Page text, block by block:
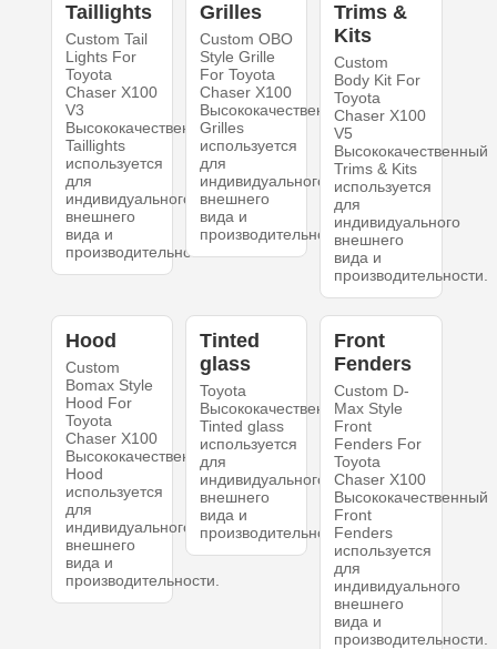
Taillights
Custom Tail
Lights For
Toyota
Chaser X100
V3
Высококачественный
Taillights
используется
для
индивидуального
внешнего
вида и
производительности.
Grilles
Custom OBO
Style Grille
For Toyota
Chaser X100
Высококачественный
Grilles
используется
для
индивидуального
внешнего
вида и
производительности.
Trims &
Kits
Custom
Body Kit For
Toyota
Chaser X100
V5
Высококачественный
Trims & Kits
используется
для
индивидуального
внешнего
вида и
производительности.
Hood
Custom
Bomax Style
Hood For
Toyota
Chaser X100
Высококачественный
Hood
используется
для
индивидуального
внешнего
вида и
производительности.
Tinted
glass
Toyota
Высококачественный
Tinted glass
используется
для
индивидуального
внешнего
вида и
производительности.
Front
Fenders
Custom D-
Max Style
Front
Fenders For
Toyota
Chaser X100
Высококачественный
Front
Fenders
используется
для
индивидуального
внешнего
вида и
производительности.